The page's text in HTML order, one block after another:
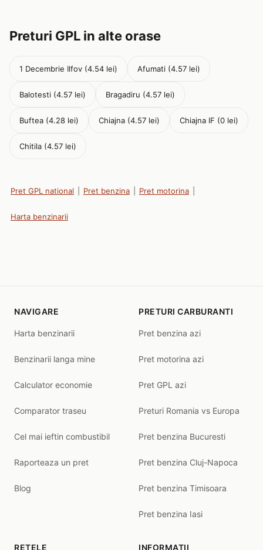
Preturi GPL in alte orase
1 Decembrie Ilfov (4.54 lei) Afumati (4.57 lei)
Balotesti (4.57 lei) Bragadiru (4.57 lei)
Buftea (4.28 lei) Chiajna (4.57 lei) Chiajna IF (0 lei)
Chitila (4.57 lei)
Pret GPL national Pret benzina Pret motorina
Harta benzinarii
NAVIGARE
Harta benzinarii
Benzinarii langa mine
Calculator economie
Comparator traseu
Cel mai ieftin combustibil
Raporteaza un pret
Blog
PRETURI CARBURANTI
Pret benzina azi
Pret motorina azi
Pret GPL azi
Preturi Romania vs Europa
Pret benzina Bucuresti
Pret benzina Cluj-Napoca
Pret benzina Timisoara
Pret benzina Iasi
RETELE INFORMATII